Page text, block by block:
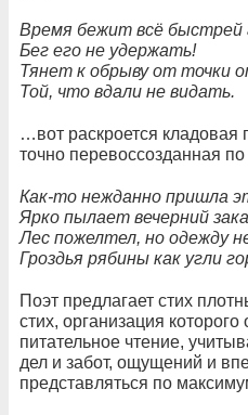
Время бежит всё быстрей
Бег его не удержать!
Тянет к обрыву от точки
Той, что вдали не видать.
…вот раскроется
точно перевоссозданная
Как-то нежданно пришла
Ярко пылает вечерний
Лес пожелтел, но одежду
Гроздья рябины как угли
Поэт предлагает стих
стих, организация
питательное чтение,
дел и забот, ощущений и
представляться по